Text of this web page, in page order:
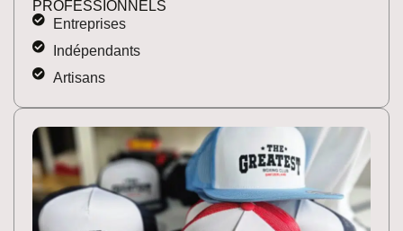
PROFESSIONNELS
Entreprises
Indépendants
Artisans